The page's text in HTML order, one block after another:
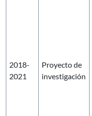
2018-
2021
Proyecto de
investigación